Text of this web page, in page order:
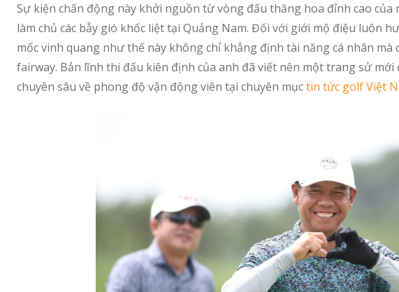
Sự kiện chấn động này khởi nguồn từ vòng đấu thăng hoa đỉnh cao
làm chủ các bẫy gió khốc liệt tại Quảng Nam. Đối với giới mộ điệu luôn
mốc vinh quang như thế này không chỉ khẳng định tài năng cá nhân
fairway. Bản lĩnh thi đấu kiên định của anh đã viết nên một trang sử
chuyên sâu về phong độ vận động viên tại chuyên mụctin tức golf Việt